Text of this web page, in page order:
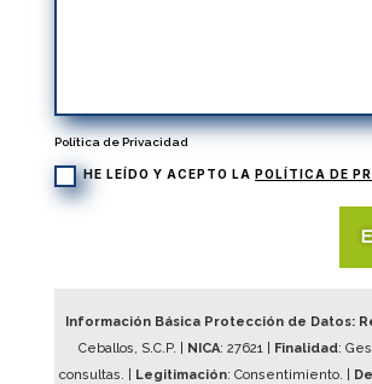
Política de Privacidad
HE LEÍDO Y ACEPTO LA POLÍTICA DE
Información Básica Protección de Datos:
Ceballos, S.C.P. |
NICA: 27621| Finalidad:
consultas. |
Legitimación: Consentimiento. |